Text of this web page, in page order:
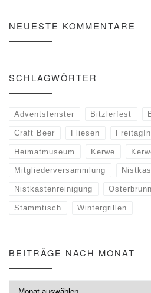
NEUESTE KOMMENTARE
SCHLAGWÖRTER
Adventsfenster Bitzlerfest
Craft Beer Fliesen
Heimatmuseum Kerwe
Mitgliederversammlung
Nistkastenreinigung
Stammtisch Wintergrillen
BEITRÄGE NACH MONAT